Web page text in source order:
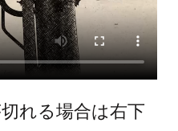
れる場合は右下